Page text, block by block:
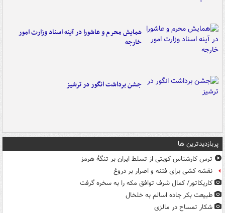
همایش محرم و عاشورا در آینه اسناد وزارت امور
خارجه
جشن برداشت انگور در ترشیز
پربازدیدترین ها
ترس کارشناس کویتی از تسلط ایران بر تنگۀ هرمز
نقشه کشی برای فتنه و اصرار بر دروغ
کاریکاتور/ کمال شرف توافق مکه را به سخره گرفت
طبیعت بکر جاده اسالم به خلخال
شکار تمساح در مالزی